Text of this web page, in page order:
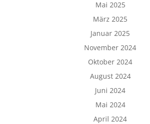
Mai 2025
März 2025
Januar 2025
November 2024
Oktober 2024
August 2024
Juni 2024
Mai 2024
April 2024